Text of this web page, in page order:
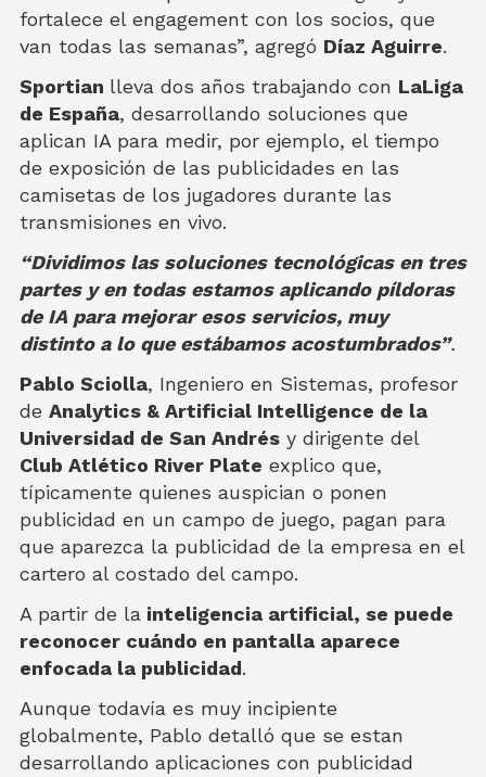
fortalece el engagement con los socios, que
van todas las semanas”, agregó Díaz Aguirre.
Sportian lleva dos años trabajando con LaLiga
de España, desarrollando soluciones que
aplican IA para medir, por ejemplo, el tiempo
de exposición de las publicidades en las
camisetas de los jugadores durante las
transmisiones en vivo.
“Dividimos las soluciones tecnológicas en tres
partes y en todas estamos aplicando píldoras
de IA para mejorar esos servicios, muy
distinto a lo que estábamos acostumbrados”.
Pablo Sciolla, Ingeniero en Sistemas, profesor
de Analytics & Artificial Intelligence de la
Universidad de San Andrés y dirigente del
Club Atlético River Plate explico que,
típicamente quienes auspician o ponen
publicidad en un campo de juego, pagan para
que aparezca la publicidad de la empresa en el
cartero al costado del campo.
A partir de la inteligencia artificial, se puede
reconocer cuándo en pantalla aparece
enfocada la publicidad.
Aunque todavía es muy incipiente
globalmente, Pablo detalló que se estan
desarrollando aplicaciones con publicidad